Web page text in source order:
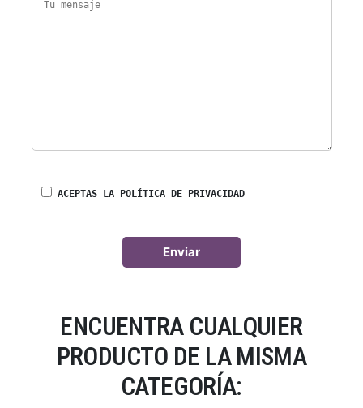
ACEPTAS LA POLÍTICA DE PRIVACIDAD
ENCUENTRA CUALQUIER
PRODUCTO DE LA MISMA
CATEGORÍA: